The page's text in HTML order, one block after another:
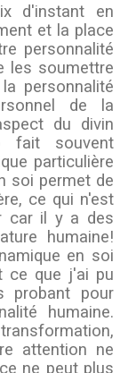
d'instant en
et la place
personnalité
les soumettre
personnalité
de la
du divin
fait souvent
particulière
soi permet de
ce qui n'est
car il y a des
humaine!
en soi
ce que j'ai pu
probant pour
humaine.
attention ne
ne peut plus